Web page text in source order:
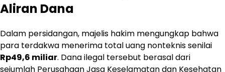
Aliran Dana
Dalam persidangan, majelis hakim mengungkap bahwa
para terdakwa menerima total uang nonteknis senilai
Rp49,6 miliar. Dana ilegal tersebut berasal dari
sejumlah Perusahaan Jasa Keselamatan dan Kesehatan